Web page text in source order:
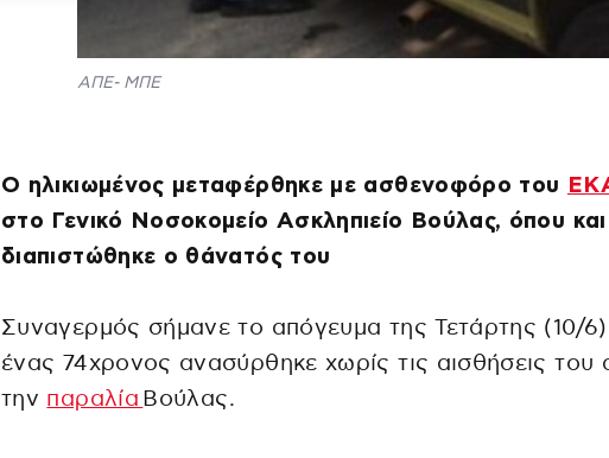
ΑΠΕ- ΜΠΕ
Ο ηλικιωμένος μεταφέρθηκε με ασθενοφόρο του
στο Γενικό Νοσοκομείο Ασκληπιείο Βούλας, όπου και
διαπιστώθηκε ο θάνατός του
Συναγερμός σήμανε το απόγευμα της Τετάρτης (10/
ένας 74χρονος ανασύρθηκε χωρίς τις αισθήσεις του
την παραλία Βούλας.